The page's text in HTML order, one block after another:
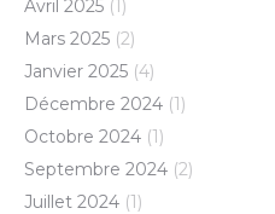
Avril 2025 (1)
Mars 2025 (2)
Janvier 2025 (4)
Décembre 2024 (1)
Octobre 2024 (1)
Septembre 2024 (2)
Juillet 2024 (1)